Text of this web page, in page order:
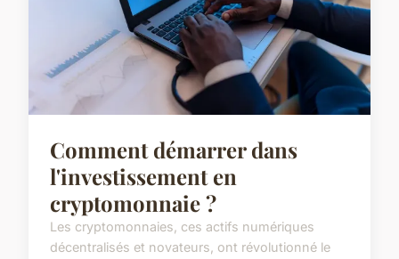
Comment démarrer dans
l'investissement en
cryptomonnaie ?
Les cryptomonnaies, ces actifs numériques
décentralisés et novateurs, ont révolutionné le